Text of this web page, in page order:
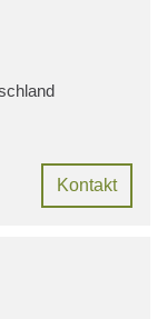
Kontakt